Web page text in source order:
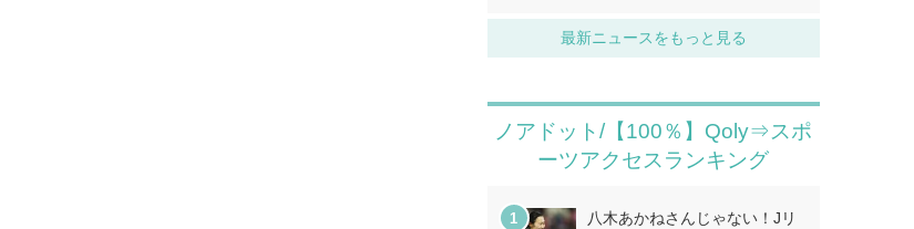
最新ニュースをもっと見る
ノアドット/【100％】Qoly⇒スポ
ーツアクセスランキング
八木あかねさんじゃない！Jリ